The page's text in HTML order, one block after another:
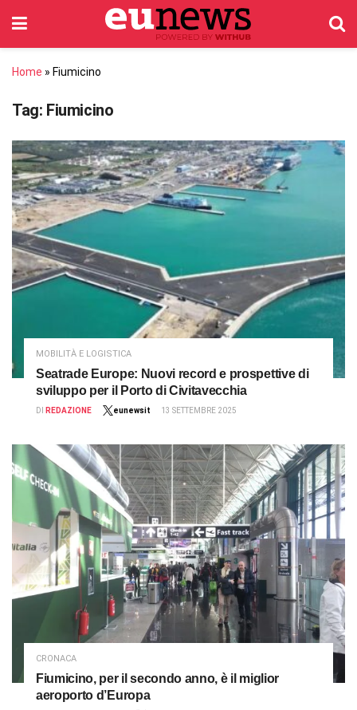
Home » Fiumicino
Tag: Fiumicino
MOBILITÀ E LOGISTICA
Seatrade Europe: Nuovi record e prospettive di
sviluppo per il Porto di Civitavecchia
DI REDAZIONE eunewsit 13 SETTEMBRE 2025
CRONACA
Fiumicino, per il secondo anno, è il miglior
aeroporto d’Europa